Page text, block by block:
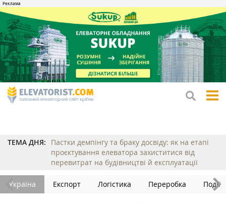
ТЕМА ДНЯ:
Пастки демпінгу та браку досвіду: як на етапі
проєктування елеватора захиститися від
перевитрат на будівництві й експлуатації
Україна Експорт Логістика Переробка Події